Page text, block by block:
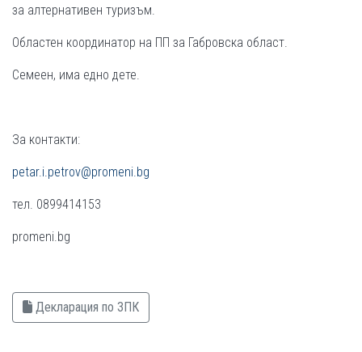
за алтернативен туризъм.
Областен координатор на ПП за Габровска област.
Семеен, има едно дете.
За контакти:
petar.i.petrov@promeni.bg
тел. 0899414153
promeni.bg
Декларация по ЗПК